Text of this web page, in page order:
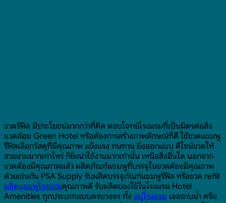
ขวดรีฟิล มีประโยชน์มากกว่าที่คิด ตอบโจทย์โรงแรมที่เป็นมิตรต่อสิ่ง
แวดล้อม Green Hotel หรือต้องการสร้างภาพลักษณ์ที่ดี ใช้ขวดแชมพู
รีฟิลเลือกวัสดุที่มีคุณภาพ แข็งแรง ทนทาน ยิ่งออกแบบ ดีไซน์ขวดให้
สวยงามมากเท่าไหร่ ก็ยิ่งน่าใช้งานมากเท่านั้น เหนือสิ่งอื่นใด นอกจาก
ขวดต้องมีคุณภาพแล้ว ผลิตภัณฑ์แชมพูที่บรรจุในขวดต้องมีคุณภาพ
ด้วยเช่นกัน PSA Supply รับผลิตบรรจุภัณฑ์แชมพูรีฟิล หรือขวด refill
ผลิตแชมพูโรงแรมคุณภาพดี รับผลิตของใช้ในโรงแรม Hotel
Amenities ทุกประเภทแบบครบวงจร ทั้ง สบู่โรงแรม เจลอาบน้ำ ครีม